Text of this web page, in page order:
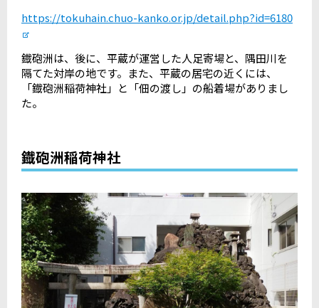
https://tokuhain.chuo-kanko.or.jp/detail.php?id=6180
鐡砲洲は、後に、平蔵が運営した人足寄場と、隅田川を
隔てた対岸の地です。また、平蔵の居宅の近くには、
「鐡砲洲稲荷神社」と「佃の渡し」の船着場がありまし
た。
鐡砲洲稲荷神社